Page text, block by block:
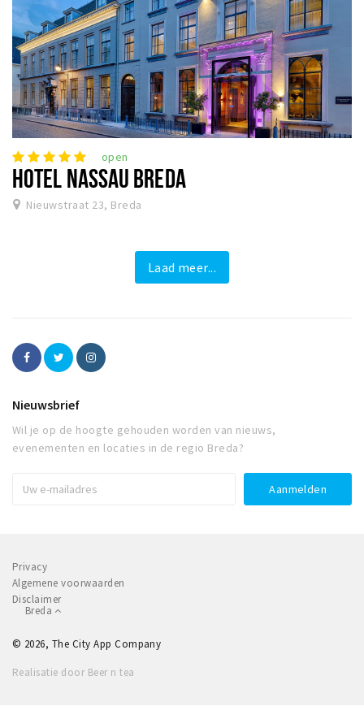
open
HOTEL NASSAU BREDA
Nieuwstraat 23, Breda
Laad meer...
Nieuwsbrief
Wil je op de hoogte gehouden worden van nieuws,
evenementen en locaties in de regio Breda?
Privacy
Algemene voorwaarden
Disclaimer
Breda
© 2026, The City App Company
Realisatie door Beer n tea